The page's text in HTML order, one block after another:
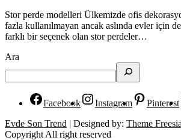
Stor perde modelleri Ülkemizde ofis
fazla kullanılmayan ancak aslında evler için
farklı bir seçenek olan stor perdeler…
Ara
Facebook Instagram Pinterest
Evde Son Trend | Designed by: Theme Freesia
Copyright All right reserved